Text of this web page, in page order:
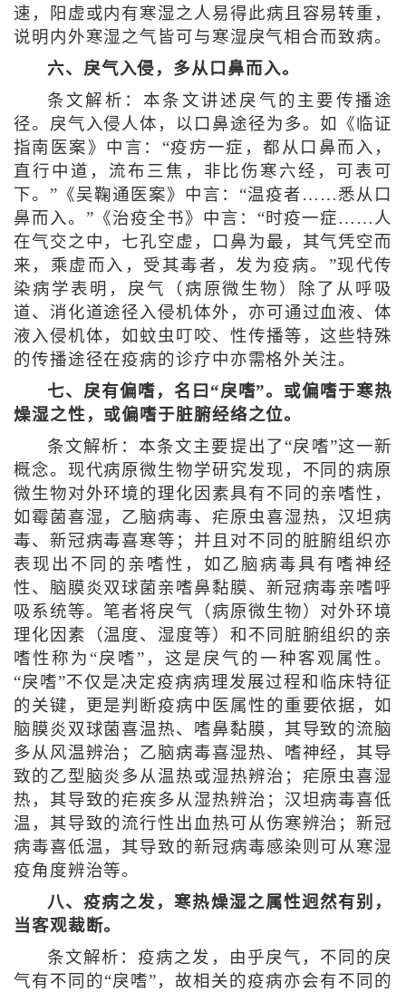
速，阳虚或内有寒湿之人易得此病且容易转重，
说明内外寒湿之气皆可与寒湿戾气相合而致病。
六、戾气入侵，多从口鼻而入。
条文解析：本条文讲述戾气的主要传播途
径。戾气入侵人体，以口鼻途径为多。如《临证
指南医案》中言：“疫疠一症，都从口鼻而入，
直行中道，流布三焦，非比伤寒六经，可表可
下。”《吴鞠通医案》中言：“温疫者……悉从口
鼻而入。”《治疫全书》中言：“时疫一症……人
在气交之中，七孔空虚，口鼻为最，其气凭空而
来，乘虚而入，受其毒者，发为疫病。”现代传
染病学表明，戾气（病原微生物）除了从呼吸
道、消化道途径入侵机体外，亦可通过血液、体
液入侵机体，如蚊虫叮咬、性传播等，这些特殊
的传播途径在疫病的诊疗中亦需格外关注。
七、戾有偏嗜，名曰“戾嗜”。或偏嗜于寒热
燥湿之性，或偏嗜于脏腑经络之位。
条文解析：本条文主要提出了“戾嗜”这一新
概念。现代病原微生物学研究发现，不同的病原
微生物对外环境的理化因素具有不同的亲嗜性，
如霉菌喜湿，乙脑病毒、疟原虫喜湿热，汉坦病
毒、新冠病毒喜寒等；并且对不同的脏腑组织亦
表现出不同的亲嗜性，如乙脑病毒具有嗜神经
性、脑膜炎双球菌亲嗜鼻黏膜、新冠病毒亲嗜呼
吸系统等。笔者将戾气（病原微生物）对外环境
理化因素（温度、湿度等）和不同脏腑组织的亲
嗜性称为“戾嗜”，这是戾气的一种客观属性。
“戾嗜”不仅是决定疫病病理发展过程和临床特征
的关键，更是判断疫病中医属性的重要依据，如
脑膜炎双球菌喜温热、嗜鼻黏膜，其导致的流脑
多从风温辨治；乙脑病毒喜湿热、嗜神经，其导
致的乙型脑炎多从温热或湿热辨治；疟原虫喜湿
热，其导致的疟疾多从湿热辨治；汉坦病毒喜低
温，其导致的流行性出血热可从伤寒辨治；新冠
病毒喜低温，其导致的新冠病毒感染则可从寒湿
疫角度辨治等。
八、疫病之发，寒热燥湿之属性迥然有别，
当客观裁断。
条文解析：疫病之发，由乎戾气，不同的戾
气有不同的“戾嗜”，故相关的疫病亦会有不同的